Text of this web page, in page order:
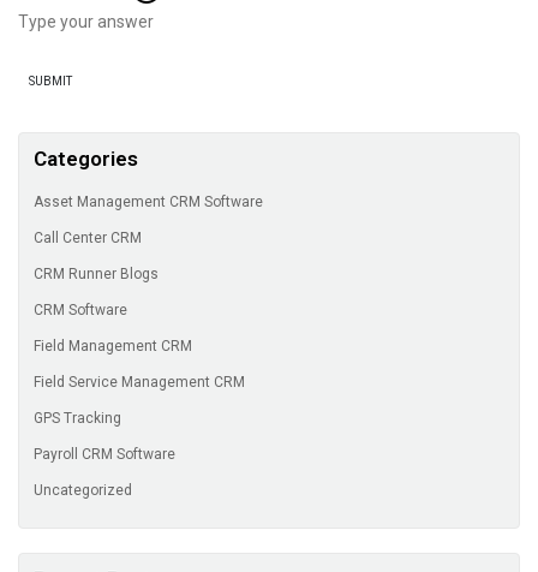
Categories
Asset Management CRM Software
Call Center CRM
CRM Runner Blogs
CRM Software
Field Management CRM
Field Service Management CRM
GPS Tracking
Payroll CRM Software
Uncategorized